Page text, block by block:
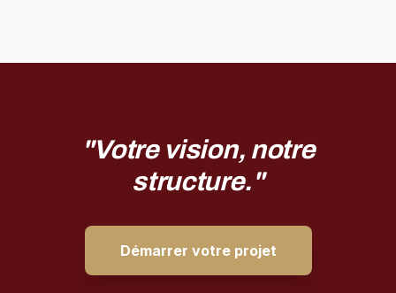
"Votre vision, notre
structure."
Démarrer votre projet